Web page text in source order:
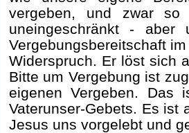
vergeben, und zwar
uneingeschränkt - aber
Vergebungsbereitschaft
Widerspruch. Er löst sich
Bitte um Vergebung ist
eigenen Vergeben. Das
Vaterunser-Gebets. Es ist
Jesus uns vorgelebt und